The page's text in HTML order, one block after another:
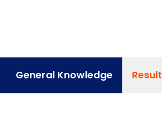
General Knowledge Result